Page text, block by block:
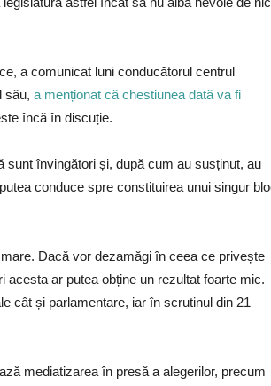
a comunicat luni conducătorul centrul
său, a menționat că chestiunea dată va fi
încă în discuție.
sunt învingători și, după cum au susținut, au
conduce spre constituirea unui singur
Dacă vor dezamăgi în ceea ce privește
acesta ar putea obține un rezultat foarte mic.
cât și parlamentare, iar în scrutinul din 21
mediatizarea în presă a alegerilor, precum